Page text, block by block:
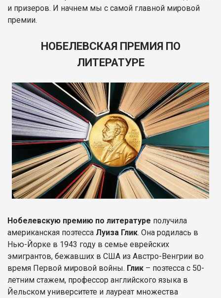
и призеров. И начнем мы с самой главной мировой
премии.
НОБЕЛЕВСКАЯ ПРЕМИЯ ПО
ЛИТЕРАТУРЕ
Нобелевскую премию по литературе получила
американская поэтесса Луиза Глик. Она родилась в
Нью-Йорке в 1943 году в семье еврейских
эмигрантов, бежавших в США из Австро-Венгрии во
время Первой мировой войны. Глик – поэтесса с 50-
летним стажем, профессор английского языка в
Йельском университете и лауреат множества